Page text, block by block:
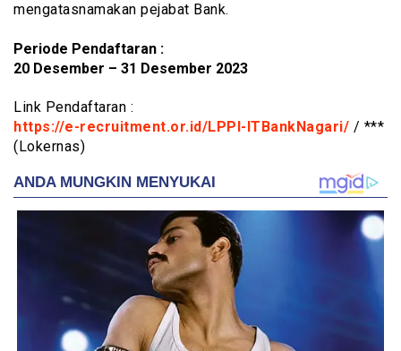
mengatasnamakan pejabat Bank.
Periode Pendaftaran :
20 Desember – 31 Desember 2023
Link Pendaftaran :
https://e-recruitment.or.id/LPPI-ITBankNagari/ / ***
(Lokernas)